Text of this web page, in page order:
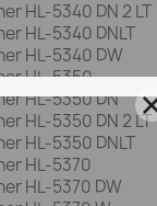
HL-5340 DN 2 LT
HL-5340 DNLT
HL-5340 DW
HL-5350
HL-5350 DN
HL-5350 DN 2 LT
HL-5350 DNLT
HL-5370
HL-5370 DW